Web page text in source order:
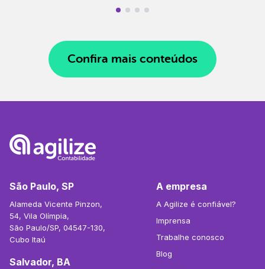
Confira mais conteúdos
São Paulo, SP
Alameda Vicente Pinzon,
54, Vila Olímpia,
São Paulo/SP, 04547-130,
Cubo Itaú
Salvador, BA
A empresa
A Agilize é confiável?
Imprensa
Trabalhe conosco
Blog